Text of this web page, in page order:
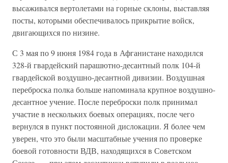
высаживался вертолетами на горные склоны, выставляя
посты, которыми обеспечивалось прикрытие войск,
двигающихся по низине.
С 3 мая по 9 июня 1984 года в Афганистане находился
328-й гвардейский парашютно-десантный полк 104-й
гвардейской воздушно-десантной дивизии. Воздушная
переброска полка больше напоминала крупное воздушно-
десантное учение. После переброски полк принимал
участие в нескольких боевых операциях, после чего
вернулся в пункт постоянной дислокации. Я более чем
уверен, что это были масштабные учения по проверке
боевой готовности ВДВ, находящихся в Советском